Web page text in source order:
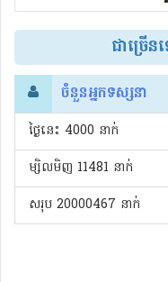
ពន្ធនិងអត់ច្បាប់នាំ
ចូល!?
ជាច្រើន
ចំនួនអ្នកទស្សនា
ថ្ងៃនេះ​ 4000 នាក់
ម្សិលមិញ 11481 នាក់
សរុប 20000467 នាក់